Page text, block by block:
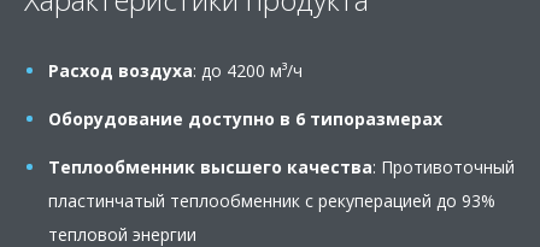
Расход воздуха: до 4200 м³/ч
Оборудование доступно в 6 типоразмерах
Теплообменник высшего качества: Противоточный
пластинчатый теплообменник с рекуперацией до 93%
тепловой энергии